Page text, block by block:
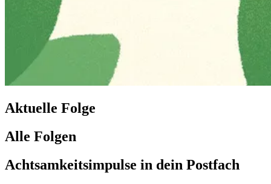
Aktuelle Folge
Alle Folgen
Achtsamkeitsimpulse in dein Postfach